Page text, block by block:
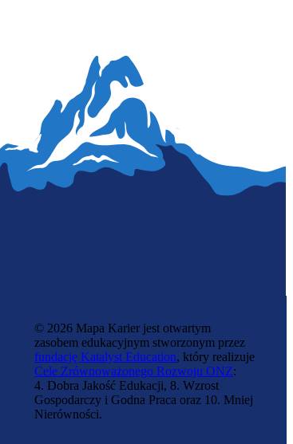
Energetyk
Elektroenergetyk transportu szynowego
© 2026 Mapa Karier jest otwartym
zasobem edukacyjnym stworzonym przez
fundację Katalyst Education, który realizuje
Cele Zrównoważonego Rozwoju ONZ:
4. Dobra Jakość Edukacji, 8. Wzrost
Gospodarczy i Godna Praca oraz 10. Mniej
Nierówności.